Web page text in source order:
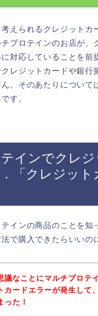
えられるクレジット
プロテインのお店が
対応していることを
レジットカードや銀
。そのあたりについ
す。
インでクレ
「クレジッ
インの商品のことを
で購入できたらいいの
議なことにマルチプロテ
カードエラーが発生して
った！